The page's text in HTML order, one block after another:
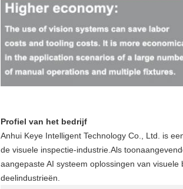
Profiel van het bedrijf
Anhui Keye Intelligent Technology Co., Ltd. is
de visuele inspectie-industrie.Als
aangepaste AI systeem oplossingen van
deelindustrieën.